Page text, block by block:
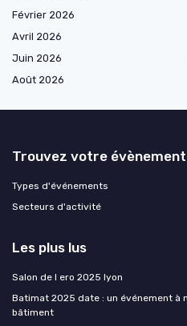
Février 2026
Avril 2026
Juin 2026
Août 2026
Trouvez votre évènement
Types d'événements
Secteurs d'activité
Les plus lus
Salon de l ero 2025 lyon
Batimat 2025 date : un événement à
bâtiment